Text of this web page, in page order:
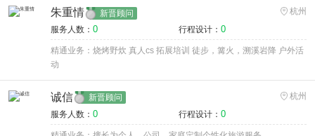
朱重情 新晋顾问
杭州
服务人数： 0 行程设计： 0
精通业务：烧烤野炊 真人cs 拓展培训 徒步，篝火，溯溪岩降 户外活
动
诚信 新晋顾问
杭州
服务人数： 0 行程设计： 0